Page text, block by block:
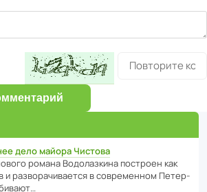
дело майора Чистова
романа Водо­ла­з­кина пост­роен как
и разво­ра­чи­ва­ется в совре­менном Пете­р­